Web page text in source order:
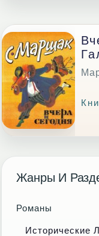
Жанры И
Романы
Исторические